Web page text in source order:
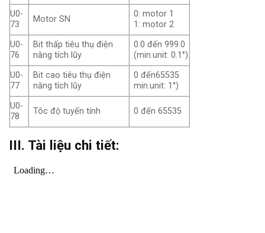
U0-
73
Motor SN
0: motor 1
1: motor 2
U0-
76
Bit thấp tiêu thụ điện
năng tích lũy
0.0 đến 999.0
(min.unit: 0.1°)
U0-
77
Bit cao tiêu thụ điện
năng tích lũy
0 đến65535
min.unit: 1°)
U0-
78
Tôc độ tuyến tính 0 đến 65535
III. Tài liệu chi tiết: